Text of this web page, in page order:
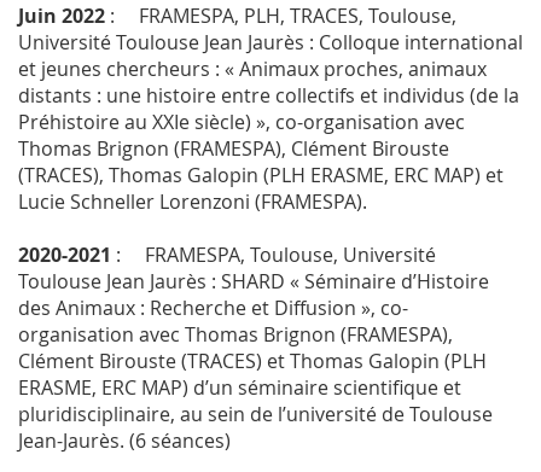
Juin 2022 : FRAMESPA, PLH, TRACES, Toulouse,
Université Toulouse Jean Jaurès : Colloque international
et jeunes chercheurs : « Animaux proches, animaux
distants : une histoire entre collectifs et individus (de la
Préhistoire au XXIe siècle) », co-organisation avec
Thomas Brignon (FRAMESPA), Clément Birouste
(TRACES), Thomas Galopin (PLH ERASME, ERC MAP) et
Lucie Schneller Lorenzoni (FRAMESPA).
2020-2021 : FRAMESPA, Toulouse, Université
Toulouse Jean Jaurès : SHARD « Séminaire d’Histoire
des Animaux : Recherche et Diffusion », co-
organisation avec Thomas Brignon (FRAMESPA),
Clément Birouste (TRACES) et Thomas Galopin (PLH
ERASME, ERC MAP) d’un séminaire scientifique et
pluridisciplinaire, au sein de l’université de Toulouse
Jean-Jaurès. (6 séances)